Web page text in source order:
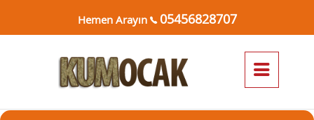
Hemen Arayın 05456828707